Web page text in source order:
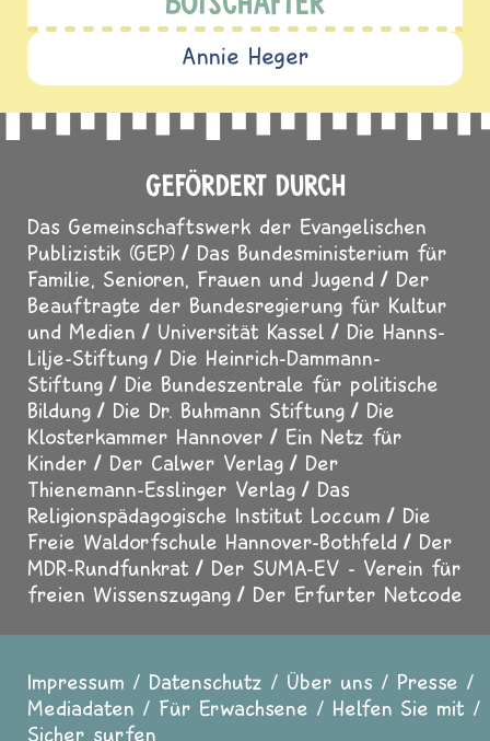
Annie Heger
GEFÖRDERT DURCH
Das Gemeinschaftswerk der Evangelischen
Publizistik (GEP)
Das Bundesministerium für
Familie, Senioren, Frauen und Jugend
Der
Beauftragte der Bundesregierung für Kultur
und Medien
Universität Kassel
Die Hanns-
Lilje-Stiftung
Die Heinrich-Dammann-
Stiftung
Die Bundeszentrale für politische
Bildung
Die Dr. Buhmann Stiftung
Die
Klosterkammer Hannover
Ein Netz für
Kinder
Der Calwer Verlag
Der
Thienemann-Esslinger Verlag
Das
Religionspädagogische Institut Loccum
Die
Freie Waldorfschule Hannover-Bothfeld
Der
MDR-Rundfunkrat
Der SUMA-EV - Verein für
freien Wissenszugang
Der Erfurter Netcode
Fußzeile
Impressum Datenschutz Über uns
Presse
Mediadaten
Für Erwachsene
Helfen Sie mit
Sicher surfen